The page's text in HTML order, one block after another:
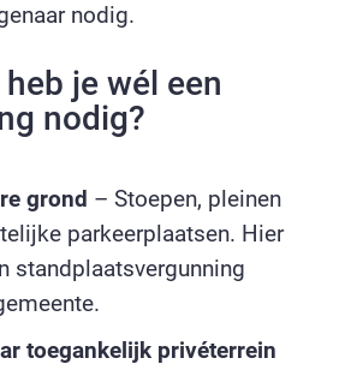
nodig.
je wél een
nodig?
grond – Stoepen, pleinen
parkeerplaatsen. Hier
standplaatsvergunning
toegankelijk privéterrein